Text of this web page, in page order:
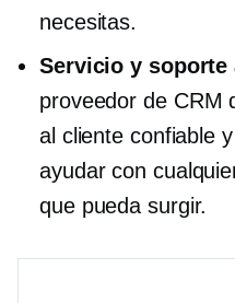
necesitas.
Servicio y soporte
proveedor de CRM
al cliente confiable
ayudar con
que pueda surgir.